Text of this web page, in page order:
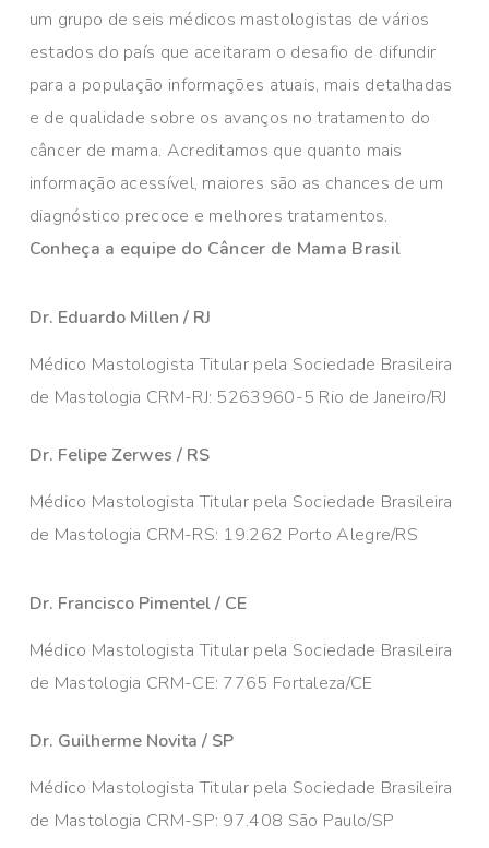
um grupo de seis médicos mastologistas de vários
estados do país que aceitaram o desafio de difundir
para a população informações atuais, mais detalhadas
e de qualidade sobre os avanços no tratamento do
câncer de mama. Acreditamos que quanto mais
informação acessível, maiores são as chances de um
diagnóstico precoce e melhores tratamentos.
Conheça a equipe do Câncer de Mama Brasil
Dr. Eduardo Millen / RJ
Médico Mastologista Titular pela Sociedade Brasileira
de Mastologia CRM-RJ: 5263960-5 Rio de Janeiro/RJ
Dr. Felipe Zerwes / RS
Médico Mastologista Titular pela Sociedade Brasileira
de Mastologia CRM-RS: 19.262 Porto Alegre/RS
Dr. Francisco Pimentel / CE
Médico Mastologista Titular pela Sociedade Brasileira
de Mastologia CRM-CE: 7765 Fortaleza/CE
Dr. Guilherme Novita / SP
Médico Mastologista Titular pela Sociedade Brasileira
de Mastologia CRM-SP: 97.408 São Paulo/SP